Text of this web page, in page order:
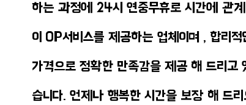
하는 과정에 24시 연중무휴로 시간에 관
이 OP서비스를 제공하는 업체이며 , 합리적
가격으로 정확한 만족감을 제공 해 드리고
습니다. 언제나 행복한 시간을 보장 해 드리